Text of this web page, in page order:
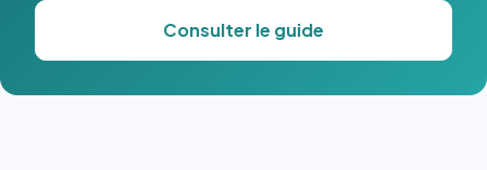
Consulter le guide